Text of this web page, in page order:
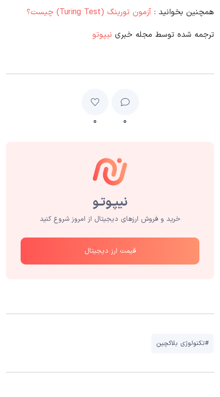
همچنین بخوانید : آزمون تورینگ (Turing Test) چیست؟
ترجمه شده توسط مجله خبری نیپوتو
۰ ۰
خرید و فروش ارزهای دیجیتال از امروز شروع کنید
قیمت ارز دیجیتال
#تکنولوژی بلاکچین